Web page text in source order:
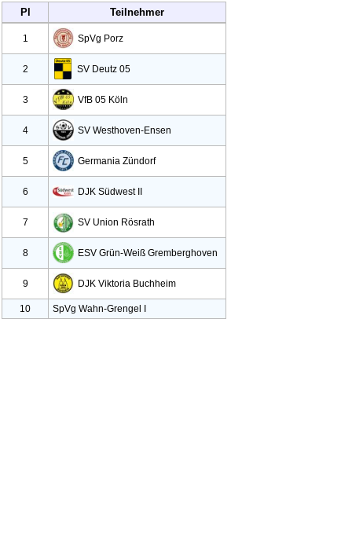
Pl Teilnehmer
1 SpVg Porz
2 SV Deutz 05
3 VfB 05 Köln
4 SV Westhoven-Ensen
5 Germania Zündorf
6 DJK Südwest II
7 SV Union Rösrath
8 ESV Grün-Weiß Gremberghoven
9 DJK Viktoria Buchheim
10 SpVg Wahn-Grengel I